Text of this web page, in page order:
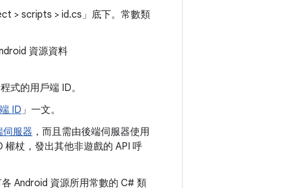
> scripts > id.cs」 底下。常數類
資源資料
式的用戶端 ID。
ID」一文。
伺服器 ，而且需由後端伺服器使用
杖，發出其他非遊戲的 API 呼
Android 資源所用常數的 C# 類